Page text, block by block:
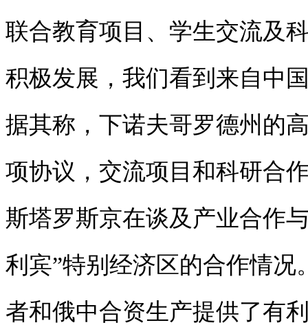
联合教育项目、学生交流及
积极发展，我们看到来自中
据其称，下诺夫哥罗德州的
项协议，交流项目和科研合
斯塔罗斯京在谈及产业合作
利宾”特别经济区的合作情
者和俄中合资生产提供了有